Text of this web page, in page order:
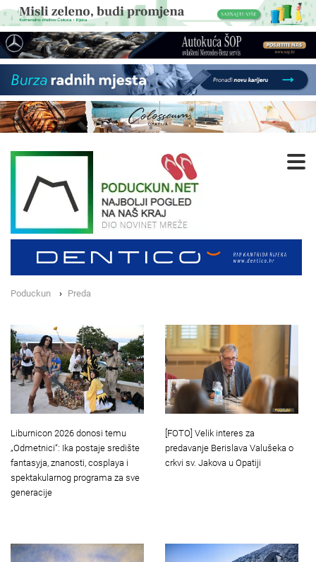
Poduckun Preda
Liburnicon 2026 donosi temu
„Odmetnici“: Ika postaje središte
fantasyja, znanosti, cosplaya i
spektakularnog programa za sve
generacije
[FOTO] Velik interes za
predavanje Berislava Valušeka o
crkvi sv. Jakova u Opatiji